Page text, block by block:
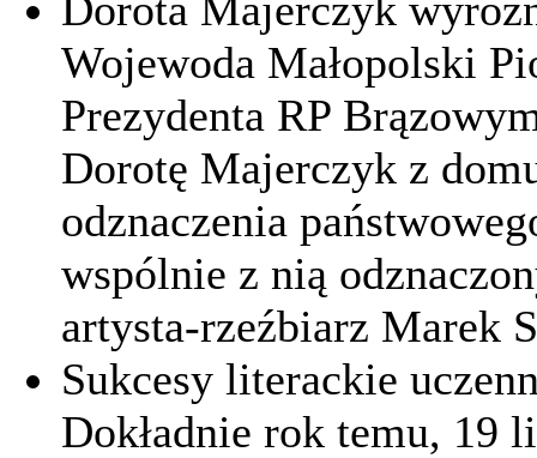
Wojewoda Małopolski
Prezydenta RP
Dorotę Majerczyk z
odznaczenia
wspólnie z nią
artysta-rzeźbiarz Marek
Sukcesy literackie
Dokładnie rok temu, 19